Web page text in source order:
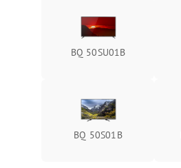
BQ 50SU01B
BQ 50S01B